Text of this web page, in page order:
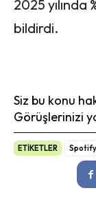
2025 yılında
bildirdi.
Siz bu konu
Görüşlerinizi
ETİKETLER